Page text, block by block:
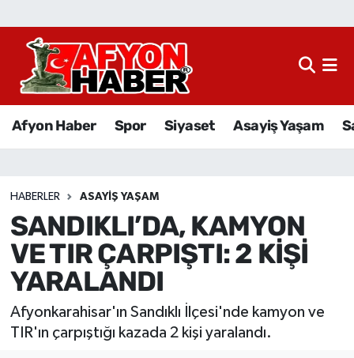
Afyon Haber Spor Siyaset Asayiş Yaşam
HABERLER ASAYIŞ YAŞAM
SANDIKLI’DA, KAMYON
VE TIR ÇARPIŞTI: 2 KİŞİ
YARALANDI
Afyonkarahisar'ın Sandıklı İlçesi'nde kamyon ve
TIR'ın çarpıştığı kazada 2 kişi yaralandı.
Afyon Haber
Sağlık
Eğitim
Ekonomi